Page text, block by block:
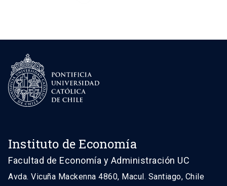
Instituto de Economía
Facultad de Economía y Administración UC
Avda. Vicuña Mackenna 4860, Macul. Santiago, Chile